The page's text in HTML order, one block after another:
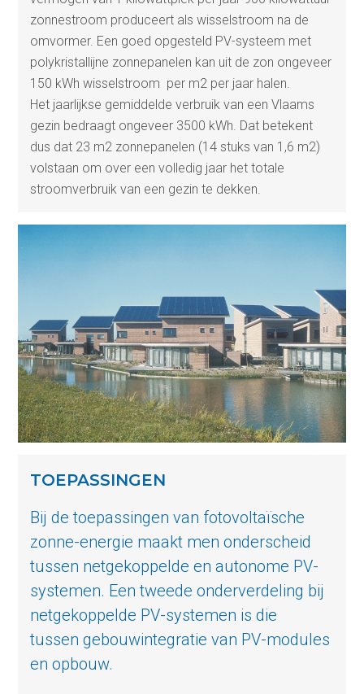
zonnestroom produceert als wisselstroom na de
omvormer. Een goed opgesteld PV-systeem met
polykristallijne zonnepanelen kan uit de zon ongeveer
150 kWh wisselstroom per m2 per jaar halen.
Het jaarlijkse gemiddelde verbruik van een Vlaams
gezin bedraagt ongeveer 3500 kWh. Dat betekent
dus dat 23 m2 zonnepanelen (14 stuks van 1,6 m2)
volstaan om over een volledig jaar het totale
stroomverbruik van een gezin te dekken.
TOEPASSINGEN
Bij de toepassingen van fotovoltaïsche
zonne-energie maakt men onderscheid
tussen netgekoppelde en autonome PV-
systemen. Een tweede onderverdeling bij
netgekoppelde PV-systemen is die
tussen gebouwintegratie van PV-modules
en opbouw.